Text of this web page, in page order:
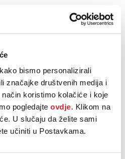
bismo personalizirali
značajke društvenih medija i
koristimo kolačiće i koje
pogledajte ovdje. Klikom na
U slučaju da želite sami
učiniti u Postavkama.
komandom
stakala
stakala